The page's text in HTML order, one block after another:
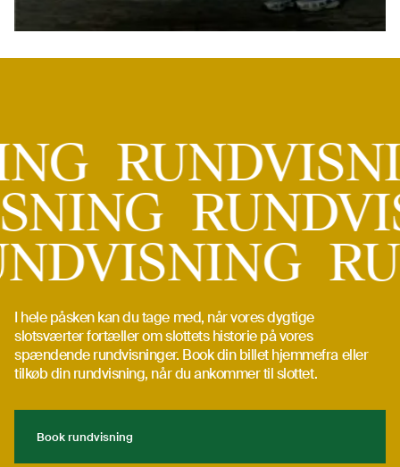
I hele påsken kan du tage med, når vores dygtige
slotsværter fortæller om slottets historie på vores
spændende rundvisninger. Book din billet hjemmefra eller
tilkøb din rundvisning, når du ankommer til slottet.
Book rundvisning